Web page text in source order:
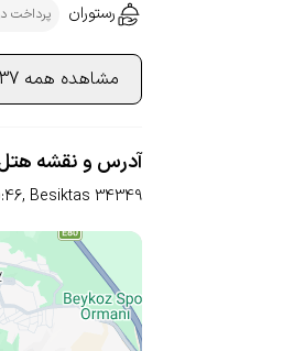
رستوران پرداخت
مشاهده همه 37 امکانات
آدرس و نقشه
Besiktas 34349